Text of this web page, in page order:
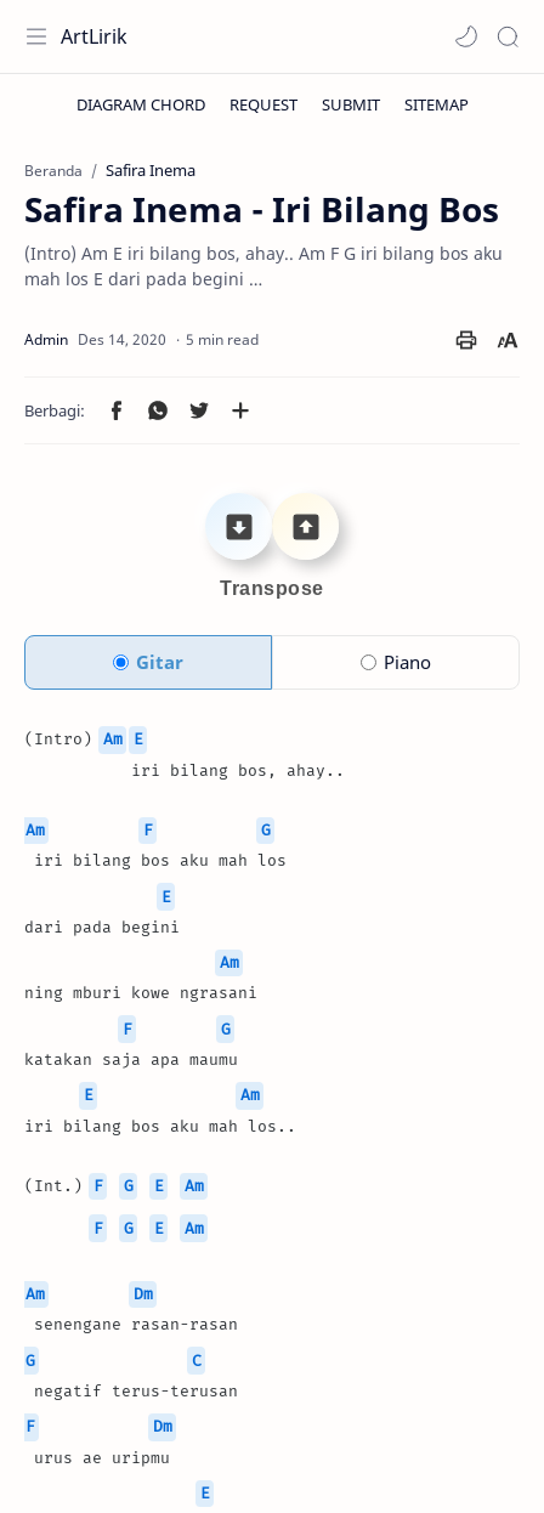
ArtLirik
Beranda Safira Inema
Safira Inema - Iri Bilang Bos
(Intro) Am E iri bilang bos, ahay.. Am F G iri bilang bos aku
mah los E dari pada begini …
5 min read
Transpose
Gitar Piano
(Intro) Am
E
           iri bilang bos, ahay..
Am F
G
iri bilang bos aku mah los
E
dari pada begini
Am
ning mburi kowe ngrasani
F
G
katakan saja apa maumu
E
Am
iri bilang bos aku mah los..
(Int.) F G E Am
F G E Am
Am
Dm
senengane rasan-rasan
G
C
negatif terus-terusan
F
Dm
urus ae uripmu
E